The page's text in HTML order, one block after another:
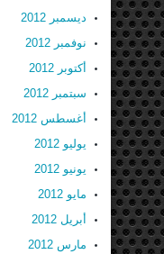
ديسمبر 2012
نوفمبر 2012
أكتوبر 2012
سبتمبر 2012
أغسطس 2012
يوليو 2012
يونيو 2012
مايو 2012
أبريل 2012
مارس 2012